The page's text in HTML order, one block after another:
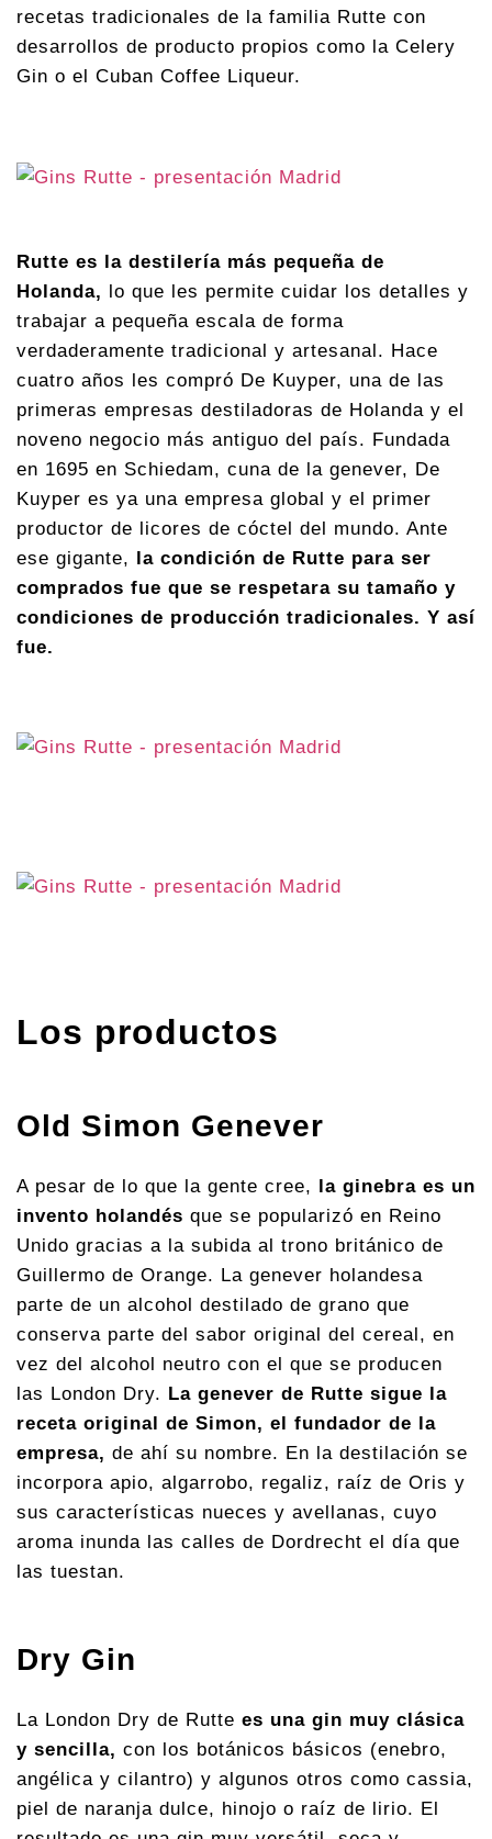
recetas tradicionales de la familia Rutte con
desarrollos de producto propios como la Celery
Gin o el Cuban Coffee Liqueur.
Rutte es la destilería más pequeña de
Holanda, lo que les permite cuidar los detalles y
trabajar a pequeña escala de forma
verdaderamente tradicional y artesanal. Hace
cuatro años les compró De Kuyper, una de las
primeras empresas destiladoras de Holanda y el
noveno negocio más antiguo del país. Fundada
en 1695 en Schiedam, cuna de la genever, De
Kuyper es ya una empresa global y el primer
productor de licores de cóctel del mundo. Ante
ese gigante, la condición de Rutte para ser
comprados fue que se respetara su tamaño y
condiciones de producción tradicionales. Y así
fue.
Los productos
Old Simon Genever
A pesar de lo que la gente cree, la ginebra es un
invento holandés que se popularizó en Reino
Unido gracias a la subida al trono británico de
Guillermo de Orange. La genever holandesa
parte de un alcohol destilado de grano que
conserva parte del sabor original del cereal, en
vez del alcohol neutro con el que se producen
las London Dry. La genever de Rutte sigue la
receta original de Simon, el fundador de la
empresa, de ahí su nombre. En la destilación se
incorpora apio, algarrobo, regaliz, raíz de Oris y
sus características nueces y avellanas, cuyo
aroma inunda las calles de Dordrecht el día que
las tuestan.
Dry Gin
La London Dry de Rutte es una gin muy clásica
y sencilla, con los botánicos básicos (enebro,
angélica y cilantro) y algunos otros como cassia,
piel de naranja dulce, hinojo o raíz de lirio. El